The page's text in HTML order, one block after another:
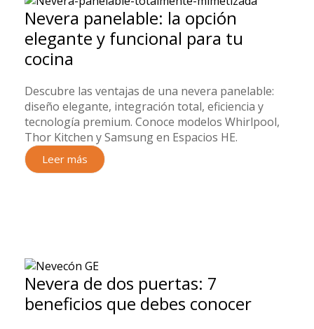
Nevera panelable: la opción
elegante y funcional para tu
cocina
Descubre las ventajas de una nevera panelable:
diseño elegante, integración total, eficiencia y
tecnología premium. Conoce modelos Whirlpool,
Thor Kitchen y Samsung en Espacios HE.
Leer más
Nevera de dos puertas: 7
beneficios que debes conocer